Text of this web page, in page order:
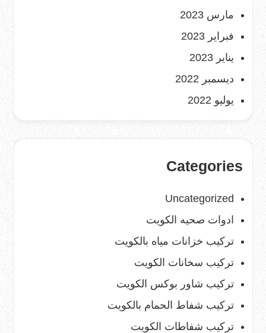
مارس 2023
فبراير 2023
يناير 2023
ديسمبر 2022
يوليو 2022
Categories
Uncategorized
ادوات صحيه الكويت
تركيب خزانات مياه بالكويت
تركيب سخانات الكويت
تركيب شاور بوكس الكويت
تركيب شفاط الحمام بالكويت
تركيب شفاطات الكويت